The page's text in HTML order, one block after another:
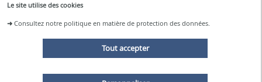
Le site utilise des cookies
➜Consultez notre politique en matière de protection des données.
Tout accepter
OFFRES D'EMPLOIS, DE THÈSES ET DE STAGES AU LHEEA
OFFRES D'EMPLOI À CENTRALE NANTES
Restons connectés